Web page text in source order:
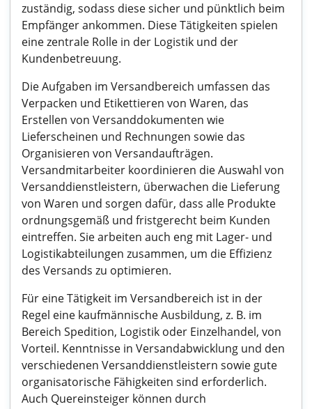
zuständig, sodass diese sicher und pünktlich beim
Empfänger ankommen. Diese Tätigkeiten spielen
eine zentrale Rolle in der Logistik und der
Kundenbetreuung.
Die Aufgaben im Versandbereich umfassen das
Verpacken und Etikettieren von Waren, das
Erstellen von Versanddokumenten wie
Lieferscheinen und Rechnungen sowie das
Organisieren von Versandaufträgen.
Versandmitarbeiter koordinieren die Auswahl von
Versanddienstleistern, überwachen die Lieferung
von Waren und sorgen dafür, dass alle Produkte
ordnungsgemäß und fristgerecht beim Kunden
eintreffen. Sie arbeiten auch eng mit Lager- und
Logistikabteilungen zusammen, um die Effizienz
des Versands zu optimieren.
Für eine Tätigkeit im Versandbereich ist in der
Regel eine kaufmännische Ausbildung, z. B. im
Bereich Spedition, Logistik oder Einzelhandel, von
Vorteil. Kenntnisse in Versandabwicklung und den
verschiedenen Versanddienstleistern sowie gute
organisatorische Fähigkeiten sind erforderlich.
Auch Quereinsteiger können durch